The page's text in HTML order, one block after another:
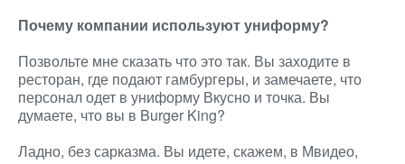
Почему компании используют униформу?
Позвольте мне сказать что это так. Вы заходите в
ресторан, где подают гамбургеры, и замечаете, что
персонал одет в униформу Вкусно и точка. Вы
думаете, что вы в Burger King?
Ладно, без сарказма. Вы идете, скажем, в Мвидео,